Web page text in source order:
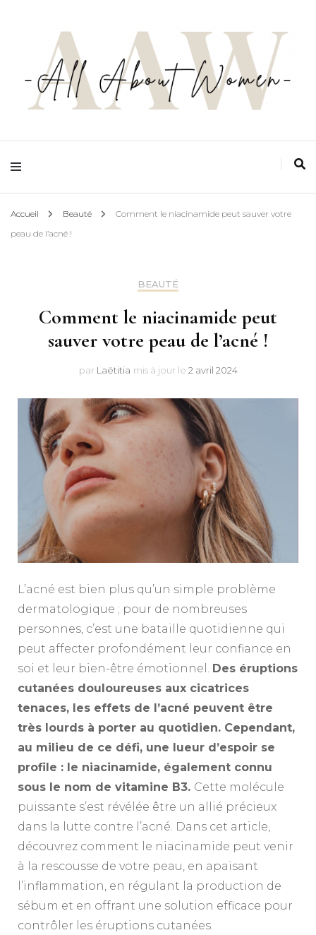
All about women
Accueil Beauté
Comment le niacinamide peut sauver votre
peau de l’acné !
BEAUTÉ
Comment le niacinamide peut
sauver votre peau de l’acné !
par Laëtitia mis à jour le 2 avril 2024
L’acné est bien plus qu’un simple problème
dermatologique ; pour de nombreuses
personnes, c’est une bataille quotidienne qui
peut affecter profondément leur confiance en
soi et leur bien-être émotionnel. Des éruptions
cutanées douloureuses aux cicatrices
tenaces, les effets de l’acné peuvent être
très lourds à porter au quotidien. Cependant,
au milieu de ce défi, une lueur d’espoir se
profile : le niacinamide, également connu
sous le nom de vitamine B3. Cette molécule
puissante s’est révélée être un allié précieux
dans la lutte contre l’acné. Dans cet article,
découvrez comment le niacinamide peut venir
à la rescousse de votre peau, en apaisant
l’inflammation, en régulant la production de
sébum et en offrant une solution efficace pour
contrôler les éruptions cutanées.